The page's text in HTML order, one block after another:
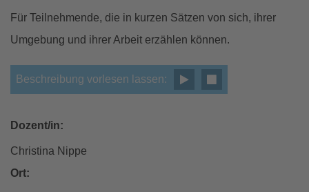
Für Teilnehmende, die in kurzen Sätzen von sich, ihrer
Umgebung und ihrer Arbeit erzählen können.
Beschreibung vorlesen lassen:
Dozent/in:
Christina Nippe
Ort: